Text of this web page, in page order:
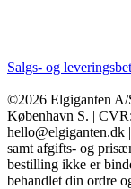
Salgs- og
©2026 Elgiganten A/
København S. |
samt afgifts- og
bestilling ikke er
behandlet din ordre